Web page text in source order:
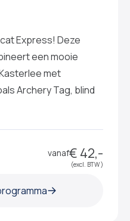
Express! Deze
een mooie
met
Archery Tag, blind
vanaf€ 42,-
(excl. BTW )